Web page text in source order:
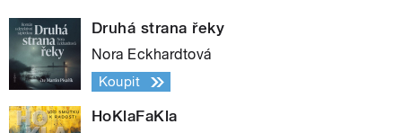
Druhá strana řeky
Nora Eckhardtová
Koupit
HoKlaFaKla